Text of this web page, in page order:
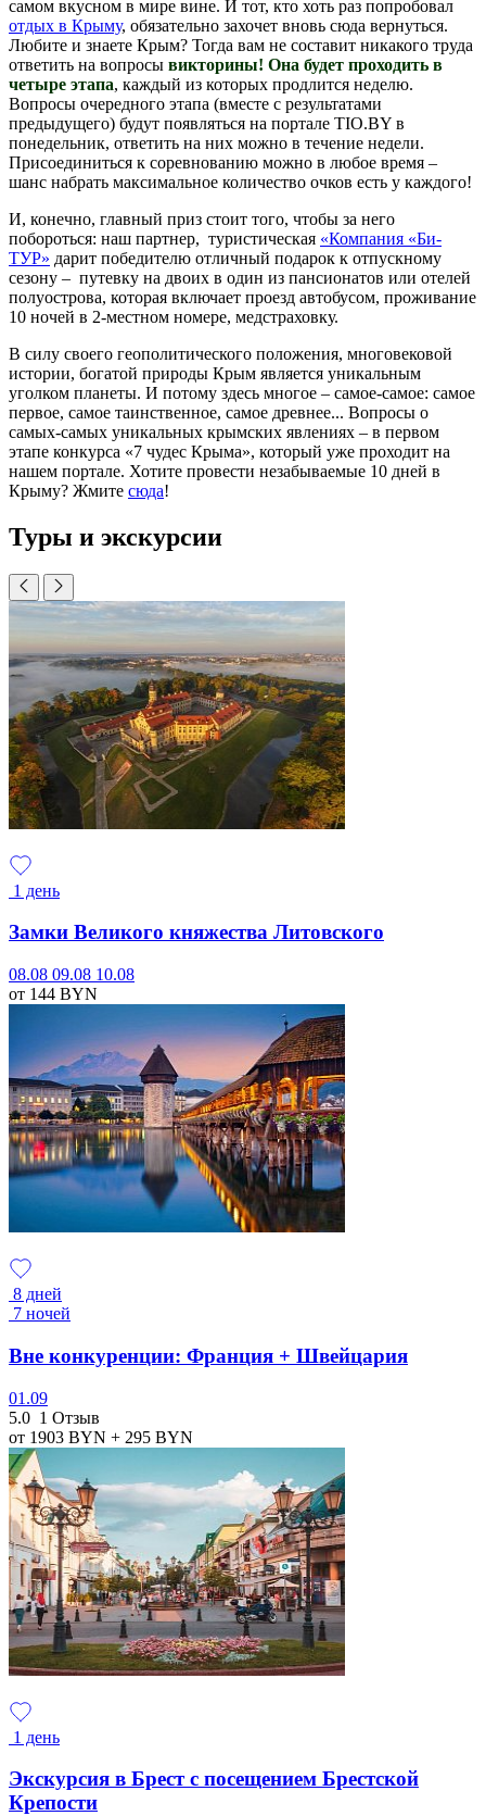
самом вкусном в мире вине. И тот, кто хоть раз попробовал
отдых в Крыму, обязательно захочет вновь сюда вернуться.
Любите и знаете Крым? Тогда вам не составит никакого труда
ответить на вопросы викторины! Она будет проходить в
четыре этапа, каждый из которых продлится неделю.
Вопросы очередного этапа (вместе с результатами
предыдущего) будут появляться на портале TIO.BY в
понедельник, ответить на них можно в течение недели.
Присоединиться к соревнованию можно в любое время –
шанс набрать максимальное количество очков есть у каждого!
И, конечно, главный приз стоит того, чтобы за него
побороться: наш партнер, туристическая «Компания «Би-
ТУР» дарит победителю отличный подарок к отпускному
сезону – путевку на двоих в один из пансионатов или отелей
полуострова, которая включает проезд автобусом, проживание
10 ночей в 2-местном номере, медстраховку.
В силу своего геополитического положения, многовековой
истории, богатой природы Крым является уникальным
уголком планеты. И потому здесь многое – самое-самое: самое
первое, самое таинственное, самое древнее... Вопросы о
самых-самых уникальных крымских явлениях – в первом
этапе конкурса «7 чудес Крыма», который уже проходит на
нашем портале. Хотите провести незабываемые 10 дней в
Крыму? Жмите сюда!
Туры и экскурсии
1 день
Замки Великого княжества Литовского
08.08 09.08 10.08
от 144 BYN
8 дней
7 ночей
Вне конкуренции: Франция + Швейцария
01.09
5.0 1 Отзыв
от 1903 BYN + 295 BYN
1 день
Экскурсия в Брест с посещением Брестской
Крепости